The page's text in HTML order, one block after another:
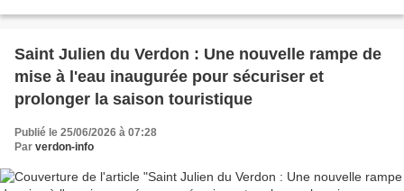
Saint Julien du Verdon : Une nouvelle rampe de
mise à l'eau inaugurée pour sécuriser et
prolonger la saison touristique
Publié le 25/06/2026 à 07:28
Par verdon-info